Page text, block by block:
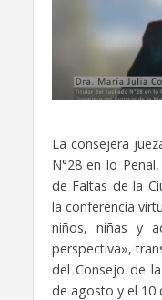
La consejera
N°28 en lo
de Faltas de la
la conferencia
niños, niñas y
perspectiva»,
del Consejo de
de agosto y el 10